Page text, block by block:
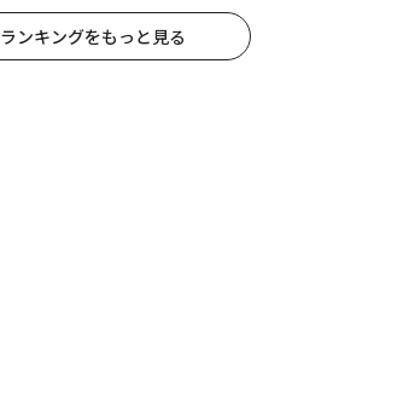
ランキングをもっと見る